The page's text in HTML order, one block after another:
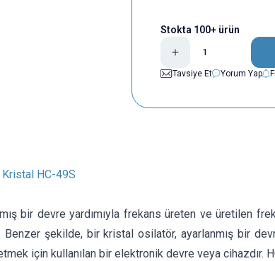
Stokta 100+ ürün
Tavsiye Et
Yorum Yap
HC-49S
bir devre yardımıyla frekans üreten ve üretilen
şekilde, bir kristal osilatör, ayarlanmış bir
için kullanılan bir elektronik devre veya cihazdır.